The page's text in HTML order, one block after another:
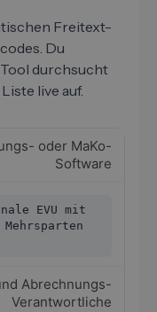
Freitext-
Du
durchsucht
live auf.
oder MaKo-
Software
EVU mit
Abrechnungs-
Verantwortliche